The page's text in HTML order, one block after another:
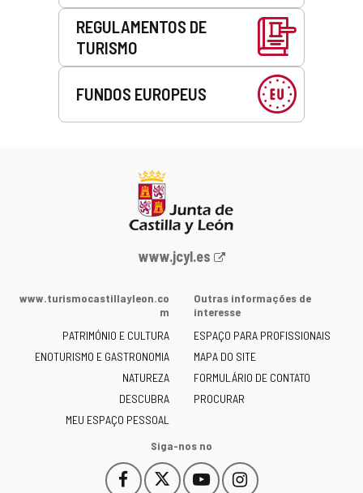
REGULAMENTOS DE
TURISMO
FUNDOS EUROPEUS
Portal
Junta
Castilla
y
León
-
www.jcyl.es
www.turismocastillayleon.co
m
PATRIMÓNIO E CULTURA
ENOTURISMO E GASTRONOMIA
NATUREZA
DESCUBRA
MEU ESPAÇO PESSOAL
Outras informações de
interesse
ESPAÇO PARA PROFISSIONAIS
MAPA DO SITE
FORMULÁRIO DE CONTATO
PROCURAR
Siga-nos no
Facebook
Este Este
YouTube
Este
Instagram
Este